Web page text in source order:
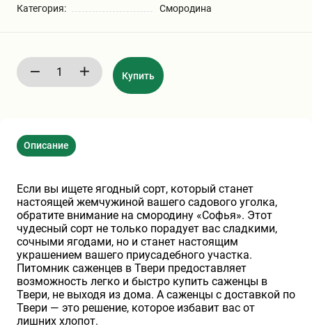
Шарафуга
Бирючина
Плющ
Кустарники
ПАМПАСНАЯ ТРАВА
(КОРТАДЕРИЯ)
Кизильник саженец
Олеандр саженцы
Экзотические растения
Декоративные саженцы
Хвойные саженцы
Клематис
Глициния
Гвоздика саженцы
Категория: Смородина
Купить
Описание
Если вы ищете ягодный сорт, который станет
настоящей жемчужиной вашего садового уголка,
обратите внимание на смородину «Софья». Этот
чудесный сорт не только порадует вас сладкими,
сочными ягодами, но и станет настоящим
украшением вашего приусадебного участка.
Питомник саженцев в Твери предоставляет
возможность легко и быстро купить саженцы в
Твери, не выходя из дома. А саженцы с доставкой по
Твери — это решение, которое избавит вас от
лишних хлопот.